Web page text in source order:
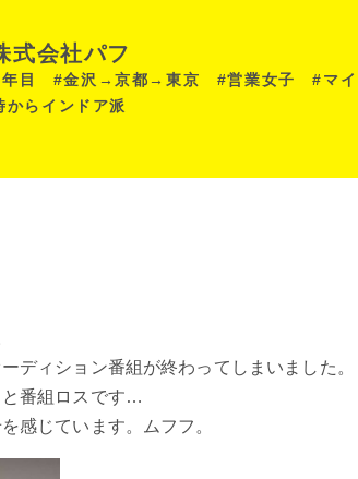
式会社パフ
目 #金沢→京都→東京 #営業女子 #マイ
らインドア派
ディション番組が終わってしまいました。
番組ロスです…
感じています。ムフフ。